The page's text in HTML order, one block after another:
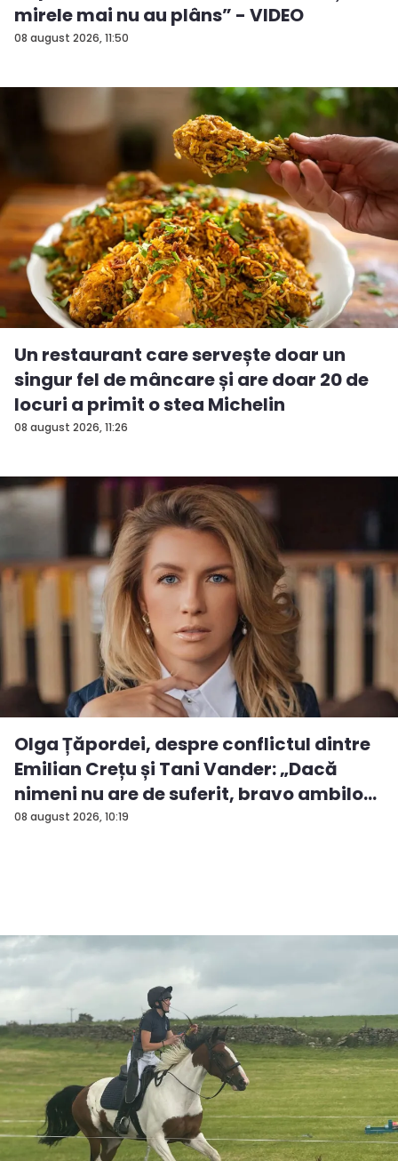
08 august 2026, 11:50
mirele mai nu au plâns” - VIDEO
08 august 2026, 11:26
Un restaurant care servește doar un
singur fel de mâncare și are doar 20 de
locuri a primit o stea Michelin
08 august 2026, 10:19
Olga Țăpordei, despre conflictul dintre
Emilian Crețu și Tani Vander: „Dacă
nimeni nu are de suferit, bravo ambilo...